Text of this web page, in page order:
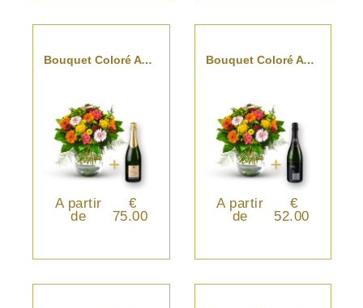
Bouquet Coloré Avec Champagne
A partir
de
€
75.00
Bouquet Coloré Avec Cava
A partir
de
€
52.00